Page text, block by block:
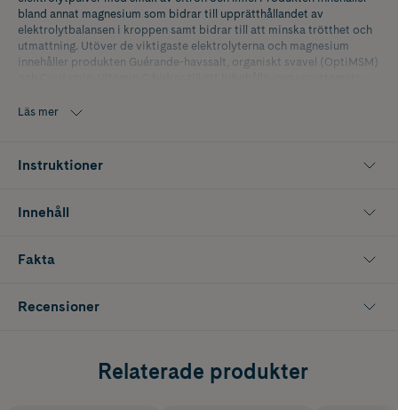
bland annat magnesium som bidrar till upprätthållandet av
elektrolytbalansen i kroppen samt bidrar till att minska trötthet och
utmattning. Utöver de viktigaste elektrolyterna och magnesium
innehåller produkten Guérande-havssalt, organiskt svavel (OptiMSM)
lämpar sig för vätsketillförsel t.ex. vid sport, bastu, varma
Läs mer
Instruktioner
Innehåll
Fakta
Recensioner
Relaterade produkter